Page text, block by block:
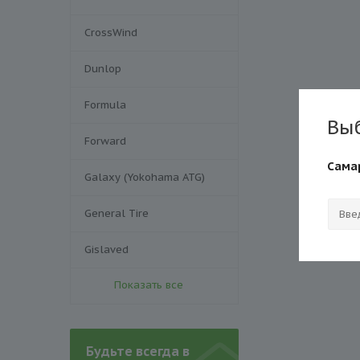
CrossWind
Dunlop
Formula
Forward
Galaxy (Yokohama ATG)
General Tire
Gislaved
Показать все
Будьте всегда в